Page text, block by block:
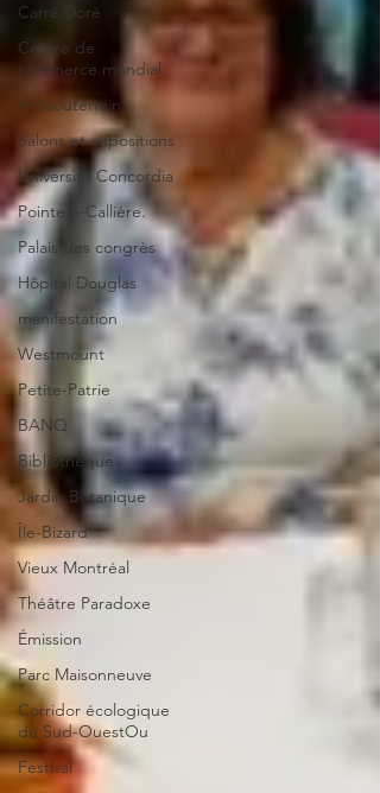
Carré Doré
Centre de
commerce mondial
Art souterrain
Salons et expositions
Université Concordia
Pointe-à-Callière.
Palais des congrès
Hôpital Douglas
manifestation
Westmount
Petite-Patrie
BANQ
Bibliothèque
Jardin Botanique
Île-Bizard
Vieux Montréal
Théâtre Paradoxe
Émission
Parc Maisonneuve
Corridor écologique
du Sud-OuestOu
Festival